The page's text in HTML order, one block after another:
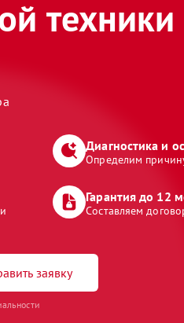
техники
Диагностика и
Определим
Гарантия до 12
Составляем
заявку